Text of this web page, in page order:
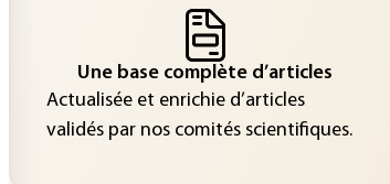
Une base complète d’articles
Actualisée et enrichie d’articles
validés par nos comités scientifiques.